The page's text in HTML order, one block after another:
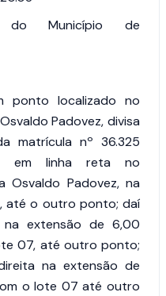
do Município de
ponto localizado no
Padovez, divisa
matrícula nº 36.325
em linha reta no
Osvaldo Padovez, na
até o outro ponto; daí
extensão de 6,00
07, até outro ponto;
na extensão de
o lote 07 até outro